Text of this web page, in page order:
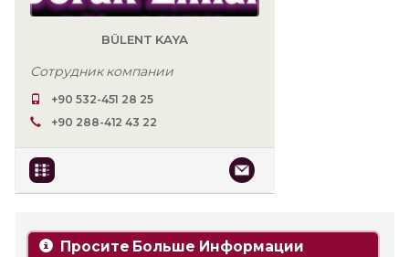
BÜLENT KAYA
Сотрудник компании
+90 532-451 28 25
+90 288-412 43 22
Просите Больше Информации